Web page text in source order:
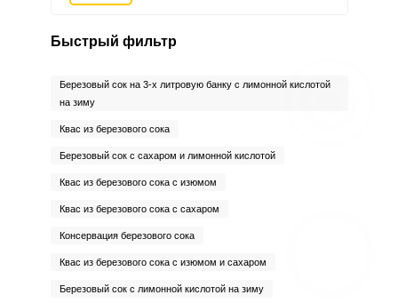
Быстрый фильтр
Березовый сок на 3-х литровую банку с лимонной кислотой
на зиму
Квас из березового сока
Березовый сок с сахаром и лимонной кислотой
Квас из березового сока с изюмом
Квас из березового сока с сахаром
Консервация березового сока
Квас из березового сока с изюмом и сахаром
Березовый сок с лимонной кислотой на зиму